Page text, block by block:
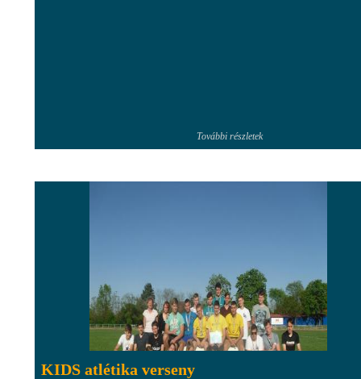
További részletek
KIDS atlétika verseny